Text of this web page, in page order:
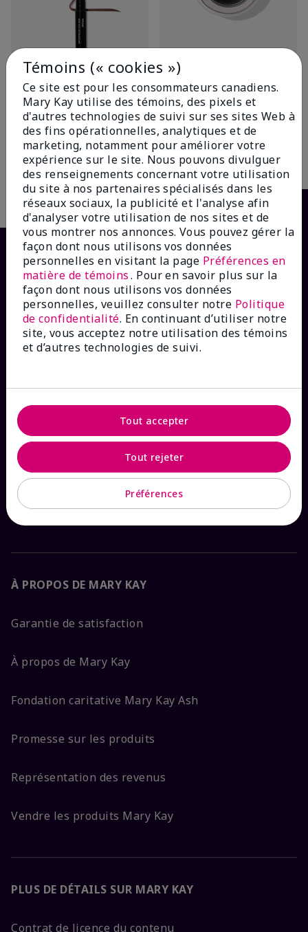
Crayon hydrofuge pour les
yeux Mary Kayᴹᴰ
Brun
19,00 $
Ajouter au sac
Ligneur gel pour les yeux
avec pinceau extensible Mary
Kayᴹᴰ
Noir de jais
27,00 $
Ajouter au sac
COMMENT POUVONS-NOUS AIDER?
Magasiner dansThe Look
Recherche de commande
FAQ
À PROPOS DE MARY KAY
Garantie de satisfaction
À propos de Mary Kay
Fondation caritative Mary Kay Ash
Promesse sur les produits
Représentation des revenus
Vendre les produits Mary Kay
PLUS DE DÉTAILS SUR MARY KAY
Contrat de licence du contenu
Témoins (« cookies »)
Ce site est pour les consommateurs canadiens.
Mary Kay utilise des témoins, des pixels et
d'autres technologies de suivi sur ses sites Web à
des fins opérationnelles, analytiques et de
marketing, notamment pour améliorer votre
expérience sur le site. Nous pouvons divulguer
des renseignements concernant votre utilisation
du site à nos partenaires spécialisés dans les
réseaux sociaux, la publicité et l'analyse afin
d'analyser votre utilisation de nos sites et de
vous montrer nos annonces. Vous pouvez gérer la
façon dont nous utilisons vos données
personnelles en visitant la page Préférences en
matière de témoins. Pour en savoir plus sur la
façon dont nous utilisons vos données
personnelles, veuillez consulter notre Politique
de confidentialité. En continuant d’utiliser notre
site, vous acceptez notre utilisation des témoins
et d’autres technologies de suivi.
Préférences
Tout rejeter
Tout accepter